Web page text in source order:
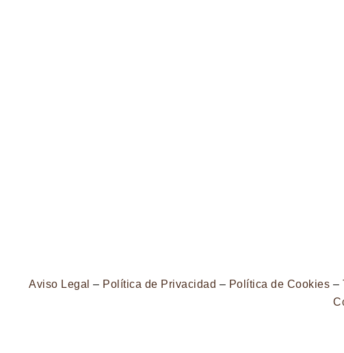
Aviso Legal – Política de Privacidad – Política de Cookies –